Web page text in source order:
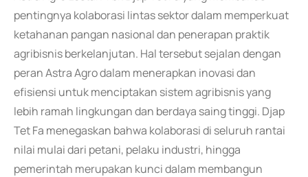
pentingnya kolaborasi lintas sektor dalam memperkuat
ketahanan pangan nasional dan penerapan praktik
agribisnis berkelanjutan. Hal tersebut sejalan dengan
peran Astra Agro dalam menerapkan inovasi dan
efisiensi untuk menciptakan sistem agribisnis yang
lebih ramah lingkungan dan berdaya saing tinggi. Djap
Tet Fa menegaskan bahwa kolaborasi di seluruh rantai
nilai mulai dari petani, pelaku industri, hingga
pemerintah merupakan kunci dalam membangun